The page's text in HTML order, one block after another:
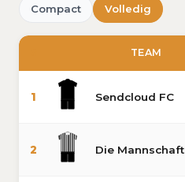
Compact Volledig
TEAM
1 Sendcloud FC
2 Die Mannschaft